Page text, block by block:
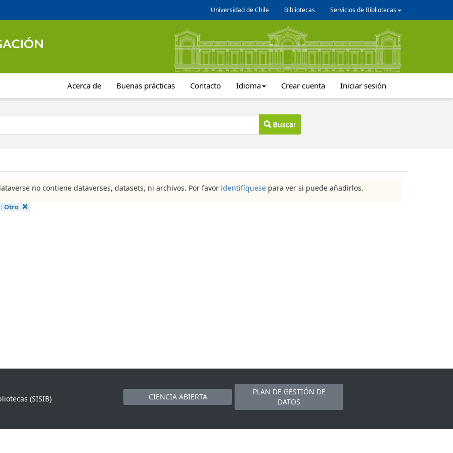
Universidad de Chile Bibliotecas Servicios de Bibliotecas
Acerca de Buenas prácticas Contacto Idioma Crear cuenta Iniciar sesión
Buscar
no contiene dataverses, datasets, ni archivos. Por favor identifíquese para ver si puede añadirlos.
Otro
(SISIB)
CIENCIA ABIERTA
PLAN DE GESTIÓN DE
DATOS